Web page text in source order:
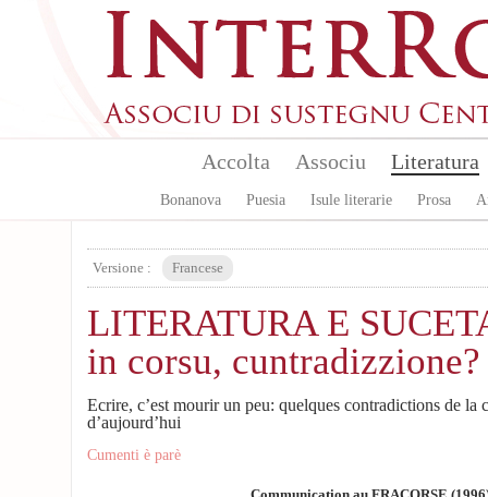
Accolta Associu Literatura
Bonanova Puesia Isule literarie Prosa
Versione : Francese
LITERATURA E
in corsu, cuntradizzione?
Ecrire, c’est mourir un peu: quelques contradictions de la
d’aujourd’hui
Cumenti è parè